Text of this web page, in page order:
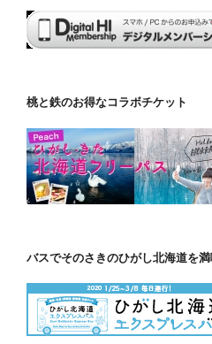
桃と鉄のお得なコラボチケット
バスでそのさきのひがし北海道を満